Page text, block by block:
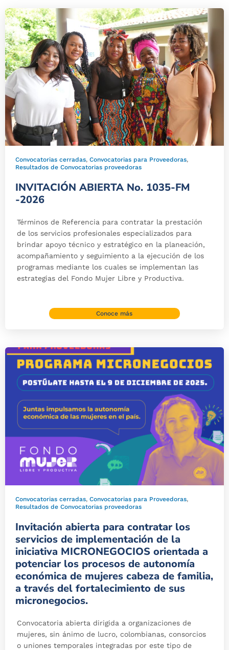
Convocatorias cerradas, Convocatorias para Proveedoras,
Resultados de Convocatorias proveedoras
INVITACIÓN ABIERTA No. 1035-FM
-2026
Términos de Referencia para contratar la prestación
de los servicios profesionales especializados para
brindar apoyo técnico y estratégico en la planeación,
acompañamiento y seguimiento a la ejecución de los
programas mediante los cuales se implementan las
estrategias del Fondo Mujer Libre y Productiva.
Conoce más
Convocatorias cerradas, Convocatorias para Proveedoras,
Resultados de Convocatorias proveedoras
Invitación abierta para contratar los
servicios de implementación de la
iniciativa MICRONEGOCIOS orientada a
potenciar los procesos de autonomía
económica de mujeres cabeza de familia,
a través del fortalecimiento de sus
micronegocios.
Convocatoria abierta dirigida a organizaciones de
mujeres, sin ánimo de lucro, colombianas, consorcios
o uniones temporales integradas por este tipo de